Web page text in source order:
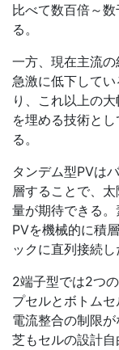
比べて数百倍～
る。
一方、現在主流
急激に低下して
り、これ以上の
を埋める技術と
る。
タンデム型PVは
層することで、
量が期待できる
PVを機械的に積
ックに直列接続し
2端子型では2つ
プセルとボトム
電流整合の制限
芝もセルの設計